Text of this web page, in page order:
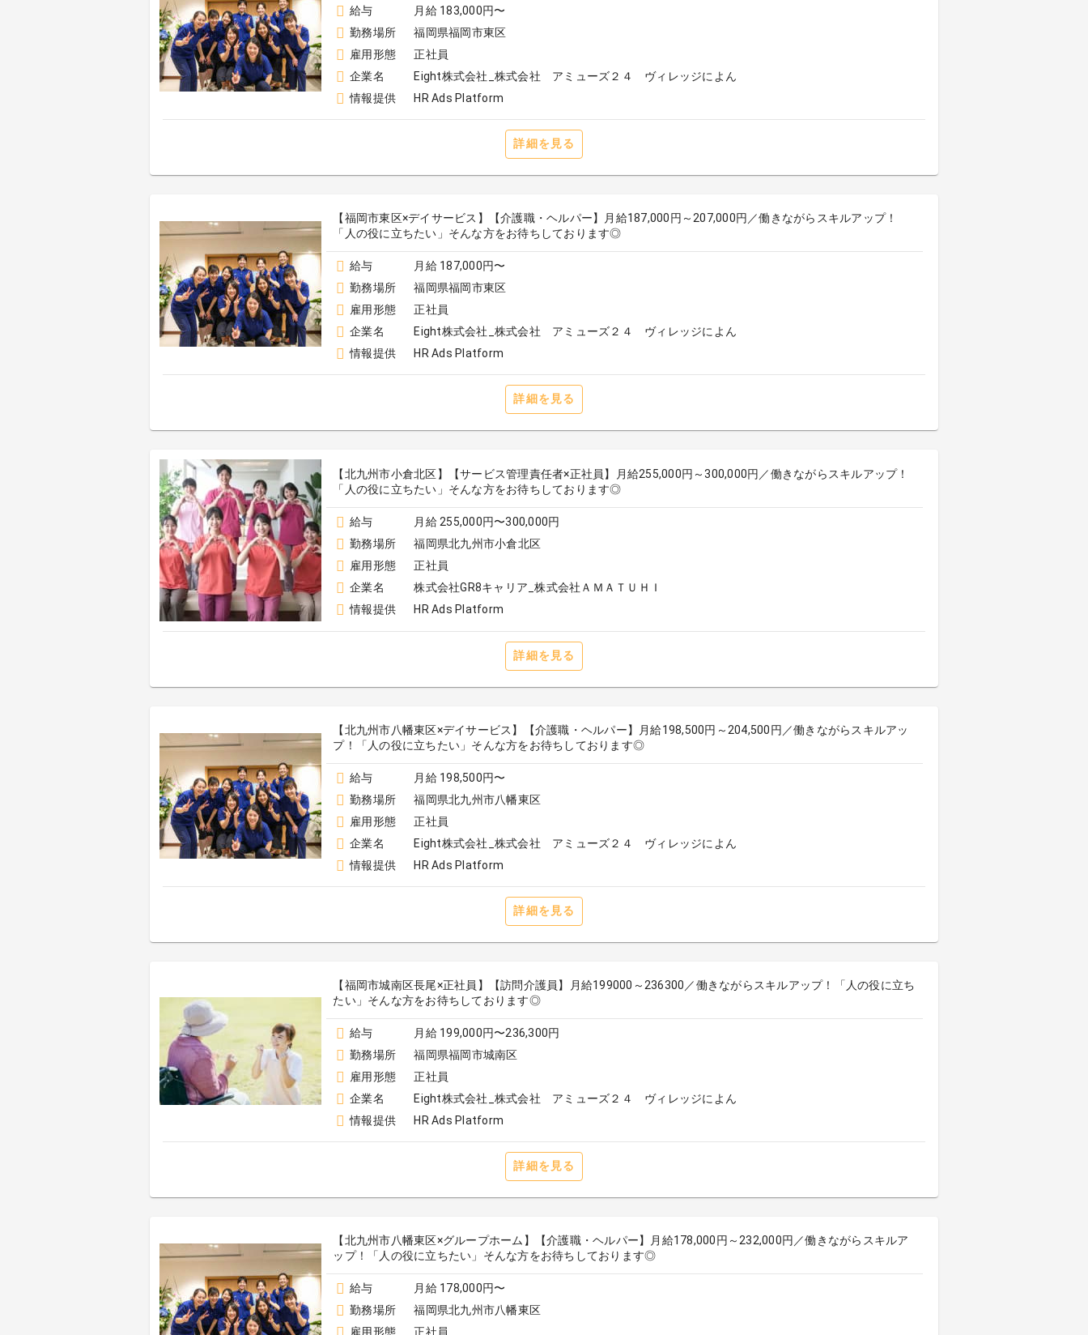
給与
月給 183,000円〜
勤務場所
福岡県福岡市東区
雇用形態
正社員
企業名
Eight株式会社_株式会社 アミューズ２４ ヴィレッジによん
情報提供
HR Ads Platform
詳細を見る
【福岡市東区×デイサービス】【介護職・ヘルパー】月給187,000円～207,000円／働きながらスキルアップ！
「人の役に立ちたい」そんな方をお待ちしております◎
給与
月給 187,000円〜
勤務場所
福岡県福岡市東区
雇用形態
正社員
企業名
Eight株式会社_株式会社 アミューズ２４ ヴィレッジによん
情報提供
HR Ads Platform
詳細を見る
【北九州市小倉北区】【サービス管理責任者×正社員】月給255,000円～300,000円／働きながらスキルアップ！
「人の役に立ちたい」そんな方をお待ちしております◎
給与
月給 255,000円〜300,000円
勤務場所
福岡県北九州市小倉北区
雇用形態
正社員
企業名
株式会社GR8キャリア_株式会社ＡＭＡＴＵＨＩ
情報提供
HR Ads Platform
詳細を見る
【北九州市八幡東区×デイサービス】【介護職・ヘルパー】月給198,500円～204,500円／働きながらスキルアッ
プ！「人の役に立ちたい」そんな方をお待ちしております◎
給与
月給 198,500円〜
勤務場所
福岡県北九州市八幡東区
雇用形態
正社員
企業名
Eight株式会社_株式会社 アミューズ２４ ヴィレッジによん
情報提供
HR Ads Platform
詳細を見る
【福岡市城南区長尾×正社員】【訪問介護員】月給199000～236300／働きながらスキルアップ！「人の役に立ち
たい」そんな方をお待ちしております◎
給与
月給 199,000円〜236,300円
勤務場所
福岡県福岡市城南区
雇用形態
正社員
企業名
Eight株式会社_株式会社 アミューズ２４ ヴィレッジによん
情報提供
HR Ads Platform
詳細を見る
【北九州市八幡東区×グループホーム】【介護職・ヘルパー】月給178,000円～232,000円／働きながらスキルア
ップ！「人の役に立ちたい」そんな方をお待ちしております◎
給与
月給 178,000円〜
勤務場所
福岡県北九州市八幡東区
雇用形態
正社員